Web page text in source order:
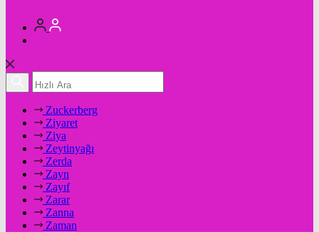
Zuckerberg
Ziyaret
Ziya
Zeytinyağı
Zerda
Zayn
Zayıf
Zarar
Zanna
Zaman